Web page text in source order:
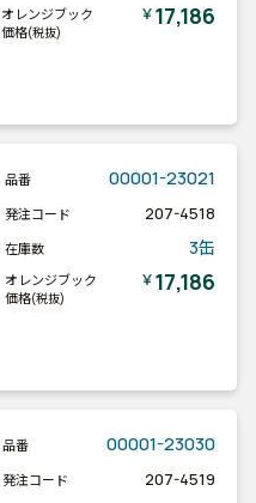
オレンジブック
価格(税抜)
￥17,186
品番 00001-23021
発注コード 207-4518
在庫数 3缶
オレンジブック
価格(税抜)
￥17,186
品番 00001-23030
発注コード 207-4519